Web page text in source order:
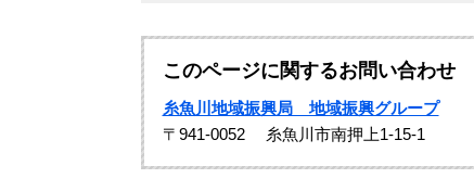
このページに関するお問い合わせ
糸魚川地域振興局 地域振興グループ
〒941-0052
糸魚川市南押上1-15-1